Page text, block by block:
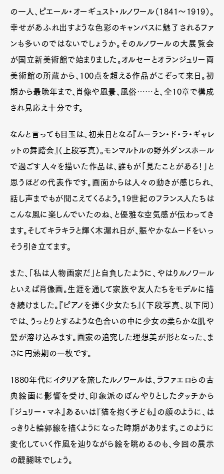
の一人、ピエール・オーギュスト・ルノワール（1841～1919）。
幸せがあふれ出すような色彩のキャンバスに魅了されるファ
ンも多いのではないでしょうか。そのルノワールの大展覧会
が国立新美術館で始まりました。オルセーとオランジュリー両
美術館の所蔵から、100点を超える作品がこぞって来日。初
期から最晩年まで、肖像や風景、風俗……と、全10章で構成
され見応え十分です。
なんと言っても目玉は、初来日となる『ムーラン・ド・ラ・ギャレ
ットの舞踏会』（上段写真）。モンマルトルの野外ダンスホール
で過ごす人々を描いた作品は、誰もが「見たことがある！」と
思うほどの代表作です。画面からは人々の動きが感じられ、
話し声までもが聞こえてくるよう。19世紀のフランス人たちは
こんな風に楽しんでいたのね、と優雅な空気感が伝わってき
ます。そしてキラキラと輝く木漏れ日が、賑やかなムードをいっ
そう引き立てます。
また、「私は人物画家だ」と自負したように、やはりルノワール
といえば肖像画。生涯を通して家族や友人たちをモデルに描
き続けました。『ピアノを弾く少女たち』（下段写真、以下同）
では、うっとりとするような色合いの中に少女の柔らかな肌や
髪が溶け込みます。画家の追究した理想美が形となった、ま
さに円熟期の一枚です。
1880年代にイタリアを旅したルノワールは、ラファエロらの古
典絵画に影響を受け、印象派のぼんやりとしたタッチから
『ジュリー・マネ』あるいは『猫を抱く子ども』の顔のように、は
っきりと輪郭線を描くようになった時期があります。このように
変化していく作風を辿りながら絵を眺めるのも、今回の展示
の醍醐味でしょう。